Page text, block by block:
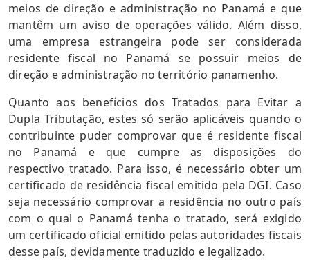
meios de direção e administração no Panamá e que
mantêm um aviso de operações válido. Além disso,
uma empresa estrangeira pode ser considerada
residente fiscal no Panamá se possuir meios de
direção e administração no território panamenho.
Quanto aos benefícios dos Tratados para Evitar a
Dupla Tributação, estes só serão aplicáveis quando o
contribuinte puder comprovar que é residente fiscal
no Panamá e que cumpre as disposições do
respectivo tratado. Para isso, é necessário obter um
certificado de residência fiscal emitido pela DGI. Caso
seja necessário comprovar a residência no outro país
com o qual o Panamá tenha o tratado, será exigido
um certificado oficial emitido pelas autoridades fiscais
desse país, devidamente traduzido e legalizado.